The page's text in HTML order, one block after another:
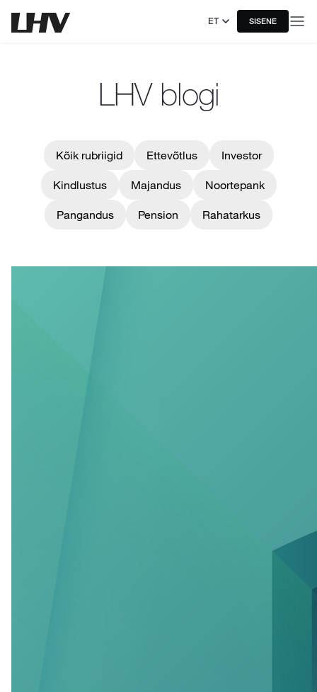
ET SISENE
LHV blogi
Kõik rubriigid Ettevõtlus Investor
Kindlustus Majandus Noortepank
Pangandus Pension Rahatarkus